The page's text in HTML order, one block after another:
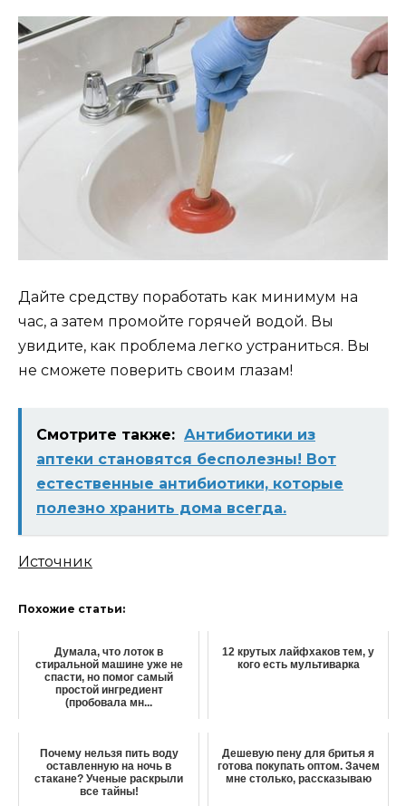
Дайте средству поработать как минимум на
час, а затем промойте горячей водой. Вы
увидите, как проблема легко устраниться. Вы
не сможете поверить своим глазам!
Смотрите также: Антибиотики из
аптеки становятся бесполезны! Вот
естественные антибиотики, которые
полезно хранить дома всегда.
Источник
Похожие статьи:
Думала, что лоток в
стиральной машине уже не
спасти, но помог самый
простой ингредиент
(пробовала мн...
12 крутых лайфхаков тем, у
кого есть мультиварка
Почему нельзя пить воду
оставленную на ночь в
стакане? Ученые раскрыли
все тайны!
Дешевую пену для бритья я
готова покупать оптом. Зачем
мне столько, рассказываю